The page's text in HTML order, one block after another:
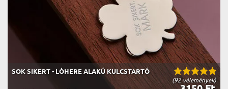
(92 vélemények)
SOK SIKERT - LÓHERE ALAKÚ KULCSTARTÓ